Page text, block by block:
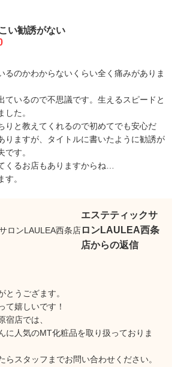
い勧誘がない
るのかわからないくらい全く痛みがありま
ているので不思議です。生えるスピードと
た。
りと教えてくれるので初めてでも安心だ
りますが、タイトルに書いたように勧誘が
す。
くるお店もありますからね…
。
エステティックサ
ロンLAULEA西条
店からの返信
とうござます。
て嬉しいです！
宿店では、
に人気のMT化粧品を取り扱っておりま
らスタッフまでお問い合わせください。